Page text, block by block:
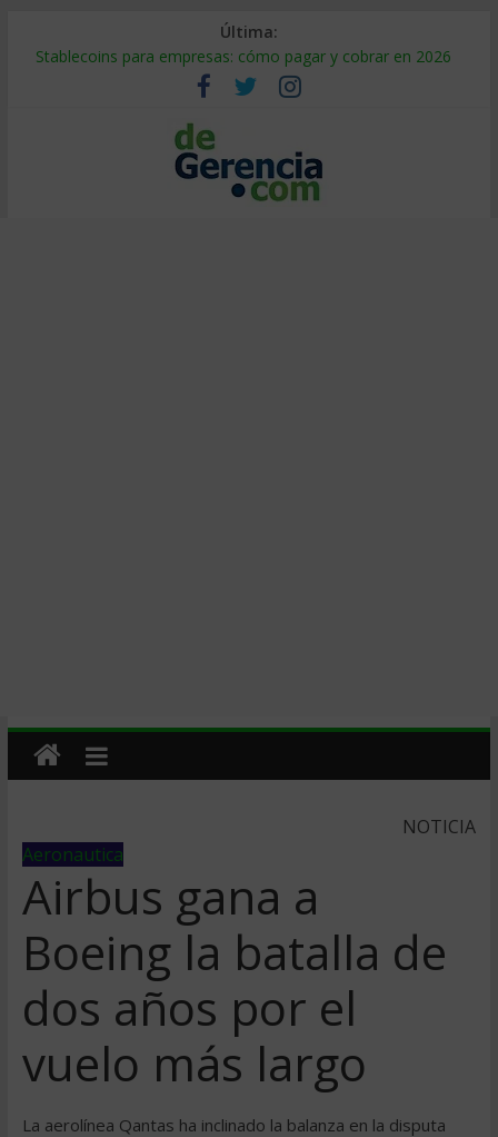
Última:
Stablecoins para empresas: cómo pagar y cobrar en 2026
Despido silencioso: qué es y por qué sale tan caro
IA en selección de personal: cómo auditarla a tiempo
Trabajo forzoso en la cadena de suministro: qué hacer
Mercado hispano de EE. UU.: cómo segmentarlo y venderle
NOTICIA
Aeronautica
Airbus gana a
Boeing la batalla de
dos años por el
vuelo más largo
La aerolínea Qantas ha inclinado la balanza en la disputa